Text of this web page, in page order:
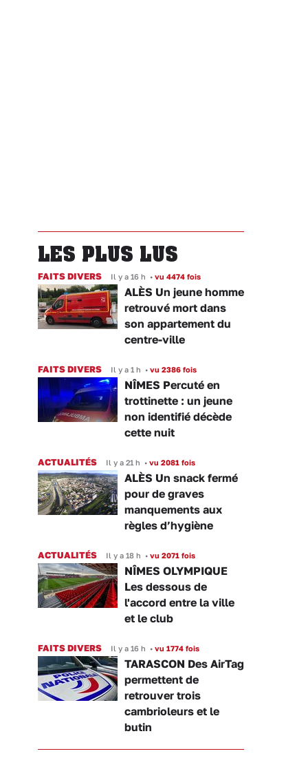
LES PLUS LUS
FAITS DIVERS Il y a 16 h • vu 4474 fois
ALÈS Un jeune homme
retrouvé mort dans
son appartement du
centre-ville
FAITS DIVERS Il y a 1 h • vu 2386 fois
NÎMES Percuté en
trottinette : un jeune
non identifié décède
cette nuit
ACTUALITÉS Il y a 21 h • vu 2081 fois
ALÈS Un snack fermé
pour de graves
manquements aux
règles d’hygiène
ACTUALITÉS Il y a 18 h • vu 2071 fois
NÎMES OLYMPIQUE
Les dessous de
l'accord entre la ville
et le club
FAITS DIVERS Il y a 16 h • vu 1774 fois
TARASCON Des AirTag
permettent de
retrouver trois
cambrioleurs et le
butin